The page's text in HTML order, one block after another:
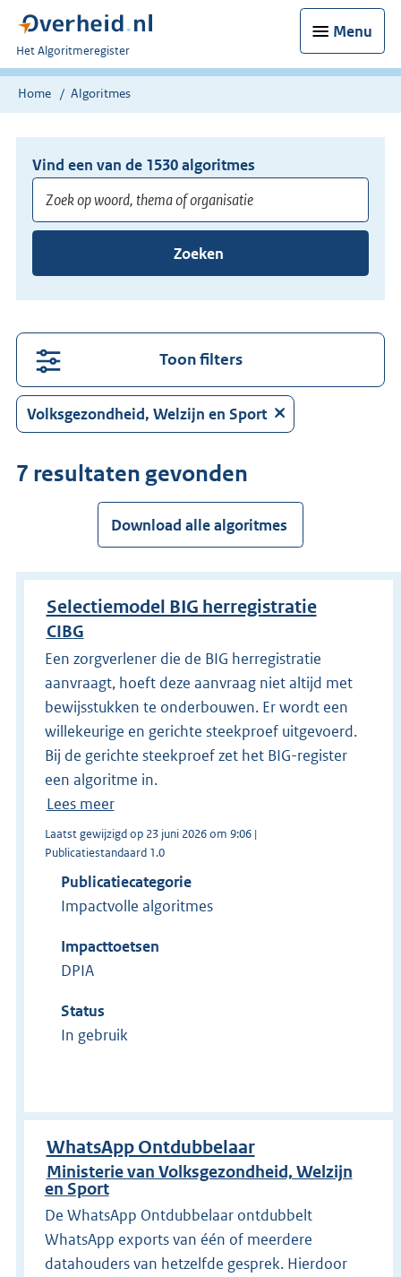
Menu
U
bent
nu
Het Algoritmeregister
Home Algoritmes
Vind een van de 1530algoritmes
Voer
3
tekens
in
voor
suggesties.
Druk
op
om
Zoeken
Toon filters
Volksgezondheid, Welzijn en Sport
7 resultaten gevonden
Download alle algoritmes
Selectiemodel BIG herregistratie
CIBG
Een zorgverlener die de BIG herregistratie
aanvraagt, hoeft deze aanvraag niet altijd met
bewijsstukken te onderbouwen. Er wordt een
willekeurige en gerichte steekproef uitgevoerd.
Bij de gerichte steekproef zet het BIG-register
een algoritme in.
Lees meer
Laatst gewijzigd op 23 juni 2026 om 9:06 |
Publicatiestandaard 1.0
Publicatiecategorie
Impactvolle algoritmes
Impacttoetsen
DPIA
Status
In gebruik
WhatsApp Ontdubbelaar
Ministerie van Volksgezondheid, Welzijn
en Sport
De WhatsApp Ontdubbelaar ontdubbelt
WhatsApp exports van één of meerdere
datahouders van hetzelfde gesprek. Hierdoor